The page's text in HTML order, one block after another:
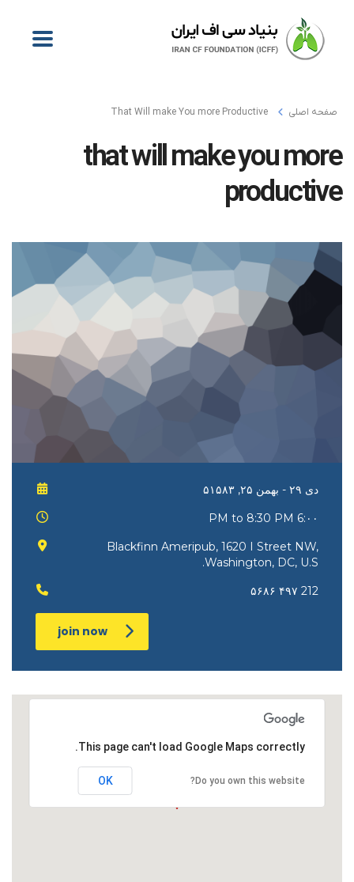
صفحه اصلی That Will make You more Productive
that will make you more
productive
دی ۲۹ - بهمن ۲۵, ۵۱۵۸۳
6:۰۰ PM to 8:30 PM
Blackfinn Ameripub, 1620 I Street NW,
Washington, DC, U.S.
212 ۴۹۷ ۵۶۸۶
join now
This page can't load Google Maps correctly.
Do you own this website?
OK